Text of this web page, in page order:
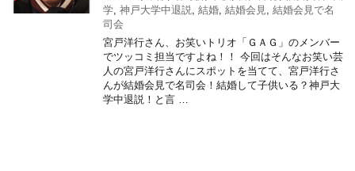
学 神戸大学中退説 結婚 結婚会見
結婚会見で名
司会
宮戸洋行さん、お笑いトリオ「ＧＡＧ」のメンバー
でツッコミ担当ですよね！！ 今回はそんなお笑い芸
人の宮戸洋行さんにスポットを当てて、宮戸洋行さ
んが結婚会見で名司会！結婚して子供いる？神戸大
学中退説！と言 …